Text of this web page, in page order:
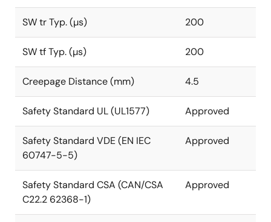
SW tr Typ. (µs) 200
SW tf Typ. (µs) 200
Creepage Distance (mm) 4.5
Safety Standard UL (UL1577) Approved
Safety Standard VDE (EN IEC
60747-5-5)
Approved
Safety Standard CSA (CAN/CSA
C22.2 62368-1)
Approved